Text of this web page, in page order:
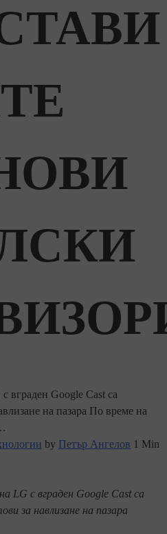
вграден Google Cast са
на пазара По време на
by Петър Ангелов 1 Min
LG с вграден Google Cast са
за навлизане на пазара